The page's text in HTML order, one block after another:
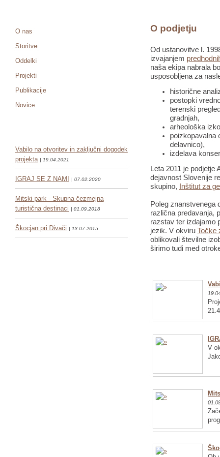
O nas
Storitve
Oddelki
Projekti
Publikacije
Novice
Vabilo na otvoritev in zaključni dogodek
projekta | 19.04.2021
IGRAJ SE Z NAMI | 07.02.2020
Mitski park - Skupna čezmejna
turistična destinaci | 01.09.2018
Škocjan pri Divači | 13.07.2015
O podjetju
Od ustanovitve l.
izvajanjem
naša ekipa nabrala
usposobljena za
historične
postopki
terenski
gradnjah,
arheološka
poizkopavalna
delavnico),
izdelava
Leta 2011 je
dejavnost Slovenije
skupino,
Inštitut za
Poleg znanstvenega
različna predavanja,
razstav ter izdajamo
jezik. V okviru Točke
oblikovali številne
širimo tudi med
V